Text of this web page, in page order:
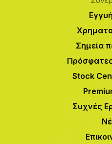
Σημεία
Stock
Συχνές